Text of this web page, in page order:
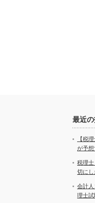
最近
【税
が予想
税理
切にし
会計
理士試